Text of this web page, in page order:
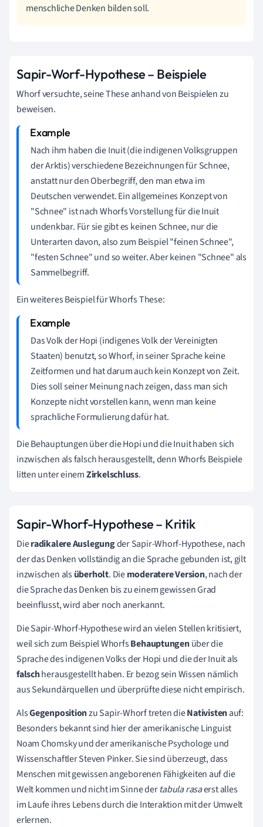
menschliche Denken bilden soll.
Sapir-Worf-Hypothese – Beispiele
Whorf versuchte, seine These anhand von Beispielen zu
beweisen.
Nach ihm haben die Inuit (die indigenen Volksgruppen
der Arktis) verschiedene Bezeichnungen für Schnee,
anstatt nur den Oberbegriff, den man etwa im
Deutschen verwendet. Ein allgemeines Konzept von
"Schnee" ist nach Whorfs Vorstellung für die Inuit
undenkbar. Für sie gibt es keinen Schnee, nur die
Unterarten davon, also zum Beispiel "feinen Schnee",
"festen Schnee" und so weiter. Aber keinen "Schnee" als
Sammelbegriff.
Ein weiteres Beispiel für Whorfs These:
Das Volk der Hopi (indigenes Volk der Vereinigten
Staaten) benutzt, so Whorf, in seiner Sprache keine
Zeitformen und hat darum auch kein Konzept von Zeit.
Dies soll seiner Meinung nach zeigen, dass man sich
Konzepte nicht vorstellen kann, wenn man keine
sprachliche Formulierung dafür hat.
Die Behauptungen über die Hopi und die Inuit haben sich
inzwischen als falsch herausgestellt, denn Whorfs Beispiele
litten unter einemZirkelschluss.
Sapir-Whorf-Hypothese – Kritik
Dieradikalere Auslegungder Sapir-Whorf-Hypothese, nach
der das Denken vollständig an die Sprache gebunden ist, gilt
inzwischen alsüberholt. Diemoderatere Version, nach der
die Sprache das Denken bis zu einem gewissen Grad
beeinflusst, wird aber noch anerkannt.
Die Sapir-Whorf-Hypothese wird an vielen Stellen kritisiert,
weil sich zum Beispiel WhorfsBehauptungenüber die
Sprache des indigenen Volks der Hopi und die der Inuit als
falschherausgestellt haben. Er bezog sein Wissen nämlich
aus Sekundärquellen und überprüfte diese nicht empirisch.
AlsGegenpositionzu Sapir-Whorf treten dieNativistenauf:
Besonders bekannt sind hier der amerikanische Linguist
Noam Chomsky und der amerikanische Psychologe und
Wissenschaftler Steven Pinker. Sie sind überzeugt, dass
Menschen mit gewissen angeborenen Fähigkeiten auf die
Welt kommen und nicht im Sinne dertabula rasaerst alles
im Laufe ihres Lebens durch die Interaktion mit der Umwelt
erlernen.